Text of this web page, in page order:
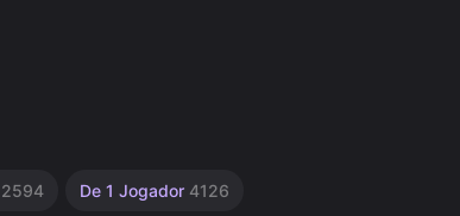
2594 De 1 Jogador 4126